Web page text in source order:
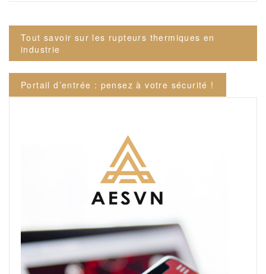
Navigation
de
l’article
Tout savoir sur les rupteurs thermiques en
industrie
Portail d’entrée : pensez à votre sécurité !